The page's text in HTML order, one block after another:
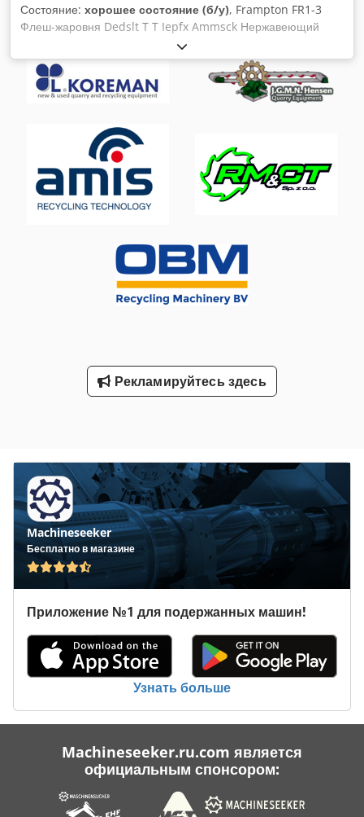
Состояние: хорошее состояние (б/у), Frampton FR1-3
Флеш-жаровня Dedslt T T Iepfx Ammsck Нержавеющий
флэш-жаровня, используется, когда предварительно
приготовленное мясо должно быть обжарено, позволяет
обжаривать такие продукты, как ветчина, менее чем за 3
минуты и при этом достаточно охладить для упаковки,
другого, размеры ленты 2100 мм х 140 мм, регулируемая
скорость, регулируемый контроль температуры,
мобильная, 3Ph
Рекламируйтесь здесь
Machineseeker
Бесплатно в магазине
Приложение №1 для подержанных машин!
Узнать больше
Machineseeker.ru.com является
официальным спонсором: